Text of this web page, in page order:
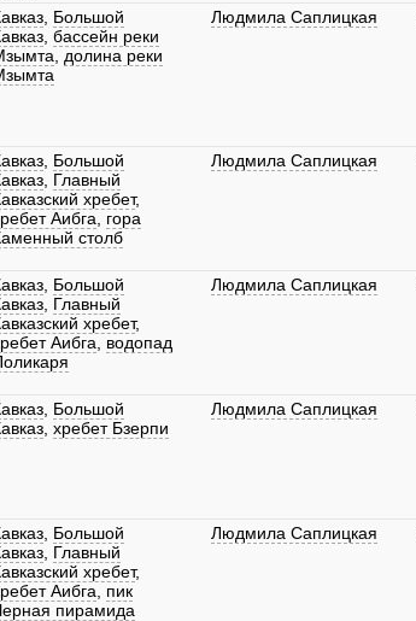
Большой
бассейн реки
долина реки
Людмила Саплицкая
Большой
Главный
хребет,
Аибга
гора
столб
Людмила Саплицкая
Большой
Главный
хребет,
Аибга
водопад
Людмила Саплицкая
Большой
хребет Бзерпи
Людмила Саплицкая
Большой
Главный
хребет,
Аибга
пик
пирамида
Людмила Саплицкая